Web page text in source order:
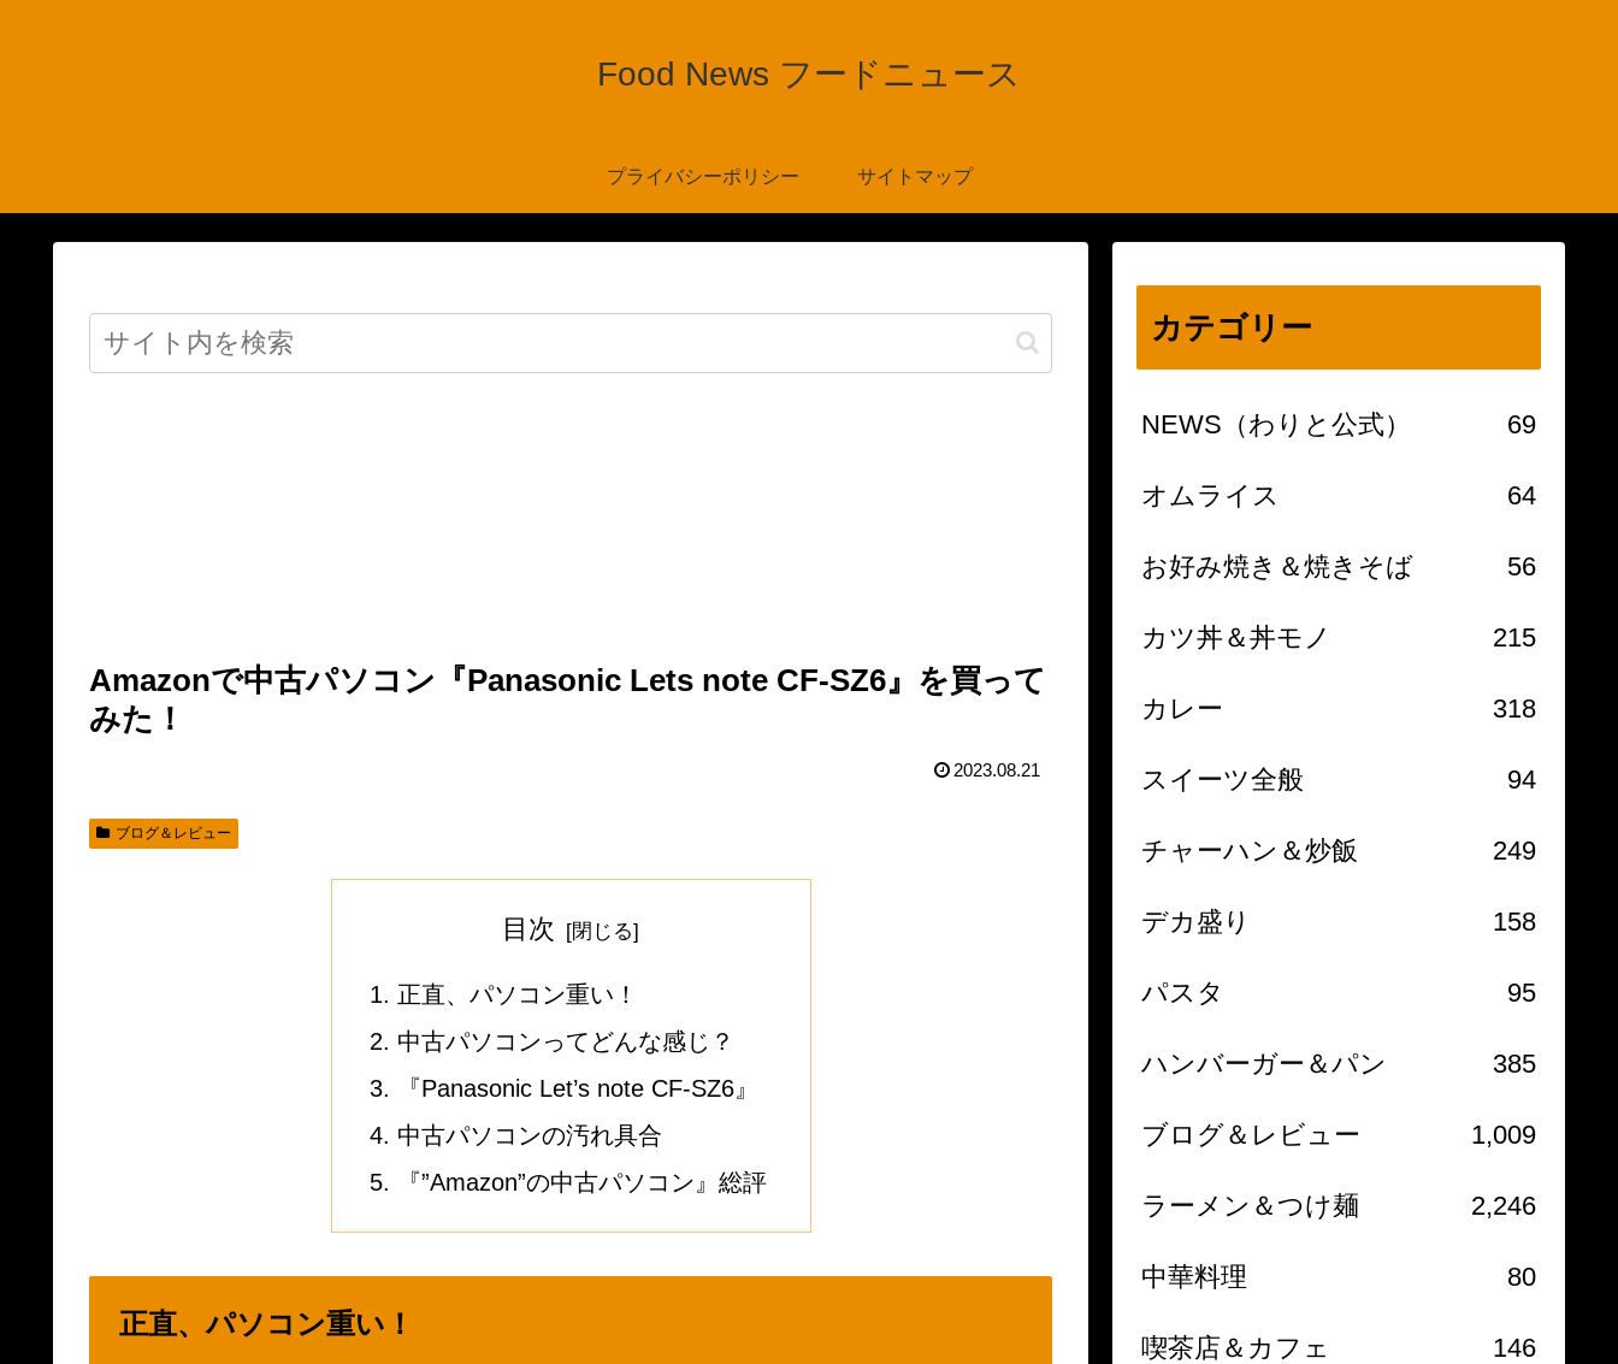
Food News フードニュース
プライバシーポリシー サイトマップ
Amazonで中古パソコン『Panasonic Lets note CF-SZ6』を買って
みた！
2023.08.21
ブログ＆レビュー
目次
正直、パソコン重い！
中古パソコンってどんな感じ？
『Panasonic Let’s note CF-SZ6』
中古パソコンの汚れ具合
『”Amazon”の中古パソコン』総評
正直、パソコン重い！
カテゴリー
NEWS（わりと公式） 69
オムライス 64
お好み焼き＆焼きそば 56
カツ丼＆丼モノ 215
カレー 318
スイーツ全般 94
チャーハン＆炒飯 249
デカ盛り 158
パスタ 95
ハンバーガー＆パン 385
ブログ＆レビュー 1,009
ラーメン＆つけ麺 2,246
中華料理 80
喫茶店＆カフェ 146